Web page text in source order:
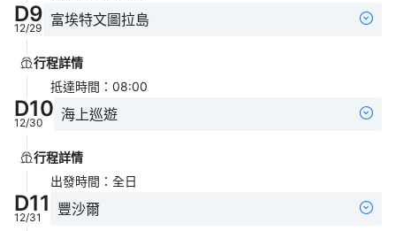
D9
12/29 富埃特文圖拉島
行程詳情
抵達時間 ： 08:00
D10
12/30 海上巡遊
行程詳情
出發時間 ： 全日
D11
12/31 豐沙爾